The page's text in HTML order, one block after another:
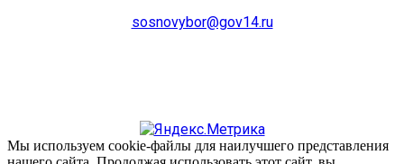
sosnovybor@gov14.ru
Мы используем cookie-файлы для наилучшего представления